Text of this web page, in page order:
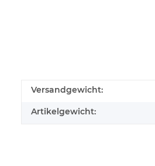
Versandgewicht:
Artikelgewicht: